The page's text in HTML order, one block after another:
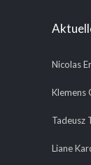
Nicolas
Klemens
Tadeusz
Liane